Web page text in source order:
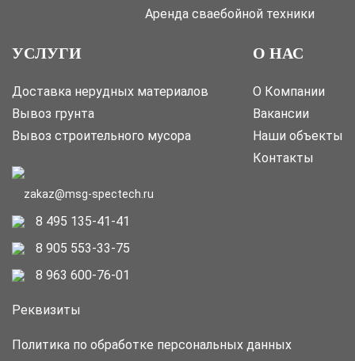
Аренда сваебойной техники
УСЛУГИ
Доставка нерудных материалов
Вывоз грунта
Вывоз строительного мусора
О НАС
О Компании
Вакансии
Наши объекты
Контакты
zakaz@msg-spectech.ru
8 495 135-41-41
8 905 553-33-75
8 963 600-76-01
Реквизиты
Политика по обработке персональных данных